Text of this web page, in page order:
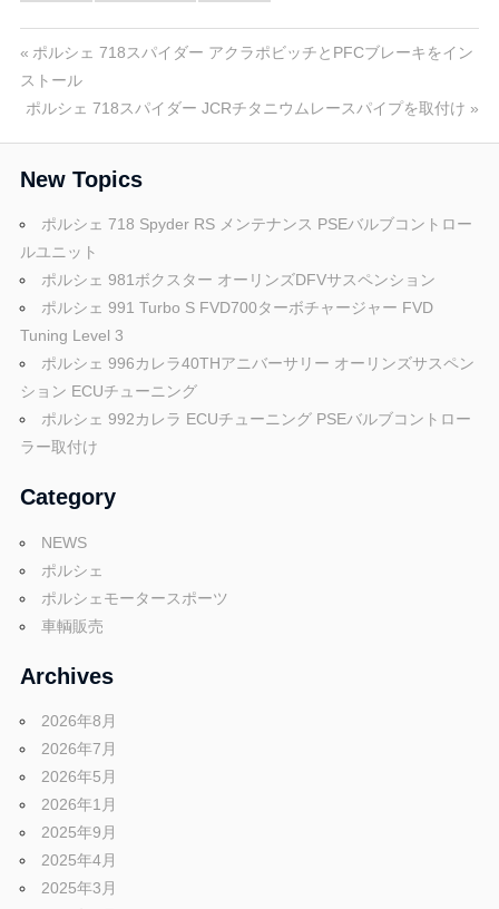
投
稿
ナ
ビ
ゲ
ー
シ
ョ
ン
前
の
投
ポルシェ 718スパイダー アクラポビッチとPFCブレーキをイン
ストール
次
稿:
ポルシェ 718スパイダー JCRチタニウムレースパイプを取付け
New Topics
ポルシェ 718 Spyder RS メンテナンス PSEバルブコントロー
ルユニット
ポルシェ 981ボクスター オーリンズDFVサスペンション
ポルシェ 991 Turbo S FVD700ターボチャージャー FVD
Tuning Level 3
ポルシェ 996カレラ40THアニバーサリー オーリンズサスペン
ション ECUチューニング
ポルシェ 992カレラ ECUチューニング PSEバルブコントロー
ラー取付け
Category
NEWS
ポルシェ
ポルシェモータースポーツ
車輌販売
Archives
2026年8月
2026年7月
2026年5月
2026年1月
2025年9月
2025年4月
2025年3月